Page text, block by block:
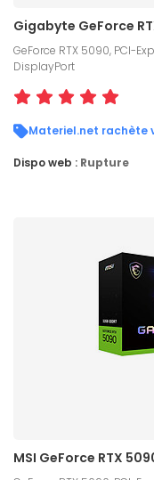
Gigabyte GeForce
GeForce RTX 5090, PCI-
DisplayPort
Materiel.net rachète
Dispo web : Rupture
MSI GeForce RTX